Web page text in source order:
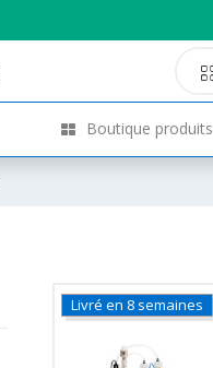
Boutique produits
Livré en 8 semaines